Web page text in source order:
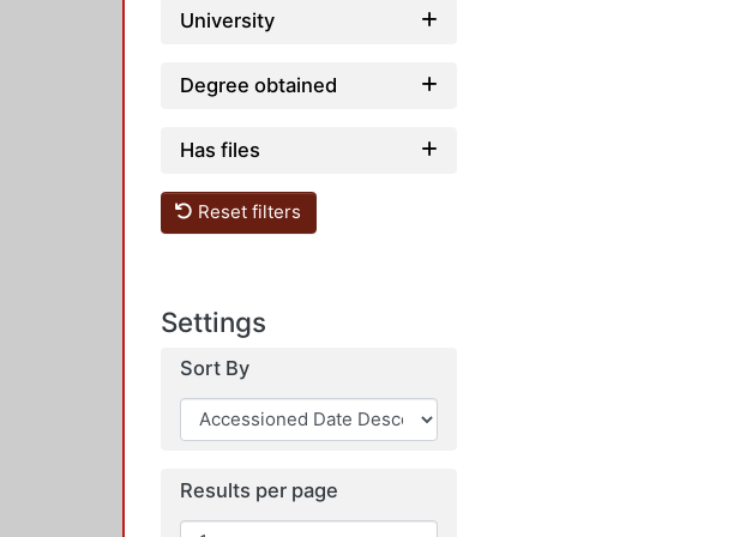
University
Degree obtained
Has files
Reset filters
Settings
Sort By
Results per page